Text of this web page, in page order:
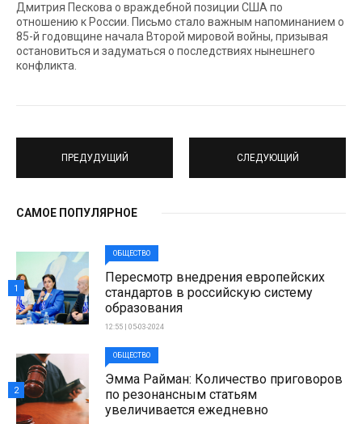
Дмитрия Пескова о враждебной позиции США по
отношению к России. Письмо стало важным напоминанием о
85-й годовщине начала Второй мировой войны, призывая
остановиться и задуматься о последствиях нынешнего
конфликта.
ПРЕДУДУЩИЙ СЛЕДУЮЩИЙ
САМОЕ ПОПУЛЯРНОЕ
ОБЩЕСТВО
Пересмотр внедрения европейских
стандартов в российскую систему
образования
12:55 | 05-03-2024
1
ОБЩЕСТВО
Эмма Райман: Количество приговоров
по резонансным статьям
увеличивается ежедневно
2